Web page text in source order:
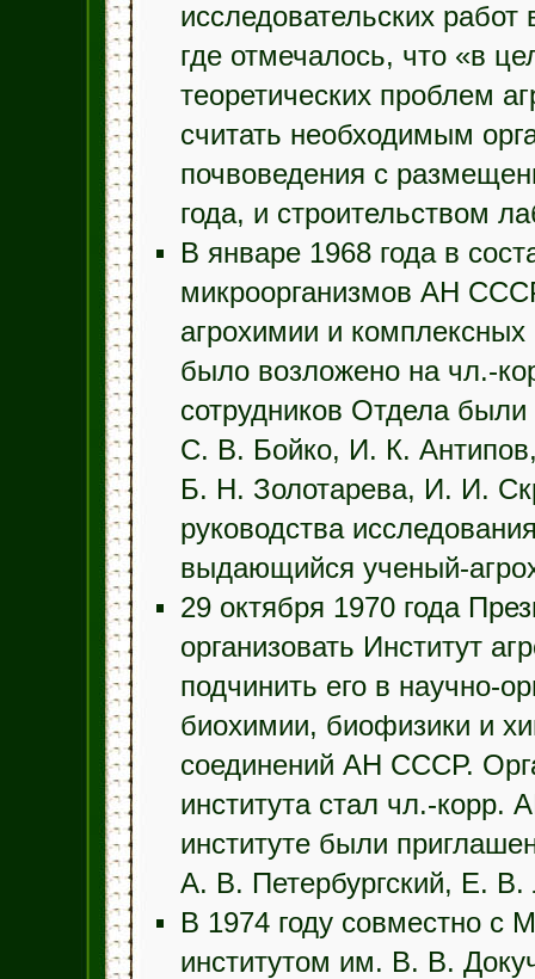
исследовательских
где отмечалось, что «в
теоретических проблем
считать необходимым
почвоведения с
года, и строительством
В январе 1968 года в
микроорганизмов АН
агрохимии и
было возложено на чл.-
сотрудников Отдела
С. В. Бойко, И. К.
Б. Н. Золотарева, И. И.
руководства
выдающийся ученый-
29 октября 1970 года
организовать Институт
подчинить его в научно-
биохимии, биофизики и
соединений АН СССР.
института стал чл.-
институте были
А. В. Петербургский, Е. В.
В 1974 году совместно
институтом им. В. В.